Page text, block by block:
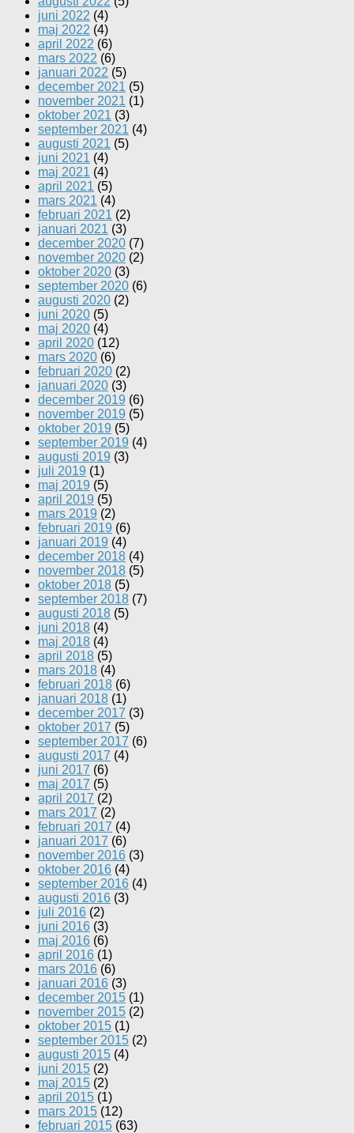
juni 2022 (4)
maj 2022 (4)
april 2022 (6)
mars 2022 (6)
januari 2022 (5)
december 2021 (5)
november 2021 (1)
oktober 2021 (3)
september 2021 (4)
augusti 2021 (5)
juni 2021 (4)
maj 2021 (4)
april 2021 (5)
mars 2021 (4)
februari 2021 (2)
januari 2021 (3)
december 2020 (7)
november 2020 (2)
oktober 2020 (3)
september 2020 (6)
augusti 2020 (2)
juni 2020 (5)
maj 2020 (4)
april 2020 (12)
mars 2020 (6)
februari 2020 (2)
januari 2020 (3)
december 2019 (6)
november 2019 (5)
oktober 2019 (5)
september 2019 (4)
augusti 2019 (3)
juli 2019 (1)
maj 2019 (5)
april 2019 (5)
mars 2019 (2)
februari 2019 (6)
januari 2019 (4)
december 2018 (4)
november 2018 (5)
oktober 2018 (5)
september 2018 (7)
augusti 2018 (5)
juni 2018 (4)
maj 2018 (4)
april 2018 (5)
mars 2018 (4)
februari 2018 (6)
januari 2018 (1)
december 2017 (3)
oktober 2017 (5)
september 2017 (6)
augusti 2017 (4)
juni 2017 (6)
maj 2017 (5)
april 2017 (2)
mars 2017 (2)
februari 2017 (4)
januari 2017 (6)
november 2016 (3)
oktober 2016 (4)
september 2016 (4)
augusti 2016 (3)
juli 2016 (2)
juni 2016 (3)
maj 2016 (6)
april 2016 (1)
mars 2016 (6)
januari 2016 (3)
december 2015 (1)
november 2015 (2)
oktober 2015 (1)
september 2015 (2)
augusti 2015 (4)
juni 2015 (2)
maj 2015 (2)
april 2015 (1)
mars 2015 (12)
februari 2015 (63)